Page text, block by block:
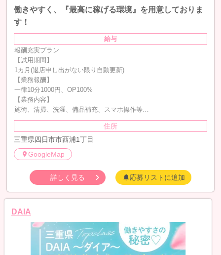
働きやすく、『最高に稼げる環境』を用意しておりま
す！
給与
報酬充実プラン
【試用期間】
1カ月(退店申し出がない限り自動更新)
【業務報酬】
一律10分1000円、OP100%
【業務内容】
施術、清掃、洗濯、備品補充、スマホ操作等…
住所
三重県四日市市西浦1丁目
GoogleMap
詳しく見る 応募リストに追加
DAIA